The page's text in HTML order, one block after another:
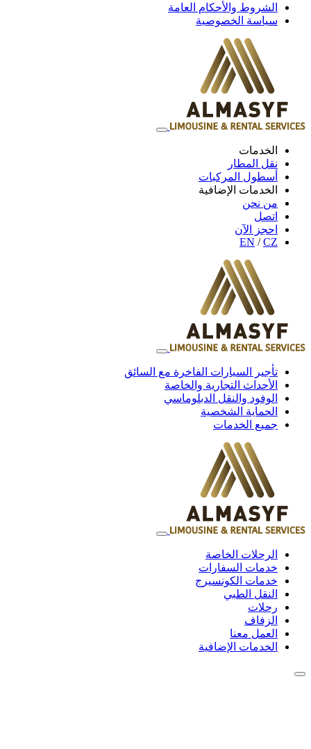
الشروط والأحكام العامة
سياسة الخصوصية
الخدمات
نقل المطار
أسطول المركبات
الخدمات الإضافية
من نحن
اتصل
احجز الآن
EN /CZ
تأجير السيارات الفاخرة مع السائق
الأحداث التجارية والخاصة
الوفود والنقل الدبلوماسي
الحماية الشخصية
جميع الخدمات
الرحلات الخاصة
خدمات السفارات
خدمات الكونسيرج
النقل الطبي
رحلات
الزفاف
العمل معنا
الخدمات الإضافية